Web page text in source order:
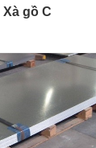
Xà gồ C